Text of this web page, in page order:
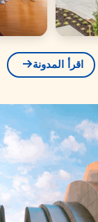
اقرأ المدونة